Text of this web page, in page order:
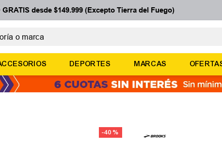
GRATIS desde $149.999 (Excepto Tierra del Fuego)
DEPORTES MARCAS
-40 %
BUSCADOS